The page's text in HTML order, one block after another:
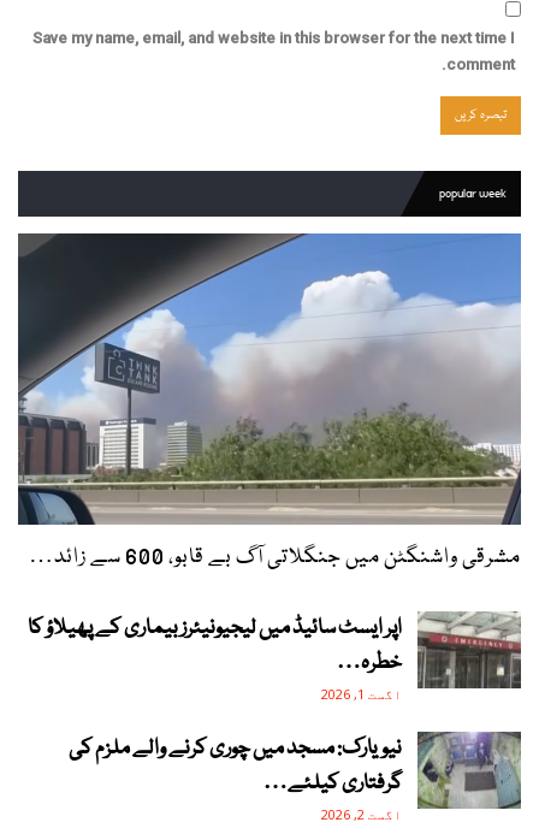
Save my name, email, and website in this browser for the next time I
comment.
popular week
مشرقی واشنگٹن میں جنگلاتی آگ بے قابو، 600 سے زائد…
اپر ایسٹ سائیڈ میں لیجیونیئرز بیماری کے پھیلاؤ کا
خطرہ…
اگست 1, 2026
نیویارک: مسجد میں چوری کرنے والے ملزم کی
گرفتاری کیلئے…
اگست 2, 2026